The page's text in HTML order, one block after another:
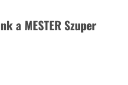
a MESTER Szuper